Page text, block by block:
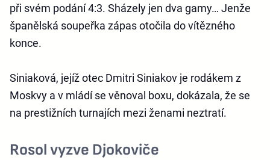
při svém podání 4:3. Sházely jen dva gamy… Jenže
španělská soupeřka zápas otočila do vítězného
konce.
Siniaková, jejíž otec Dmitri Siniakov je rodákem z
Moskvy a v mládí se věnoval boxu, dokázala, že se
na prestižních turnajích mezi ženami neztratí.
Rosol vyzve Djokoviče